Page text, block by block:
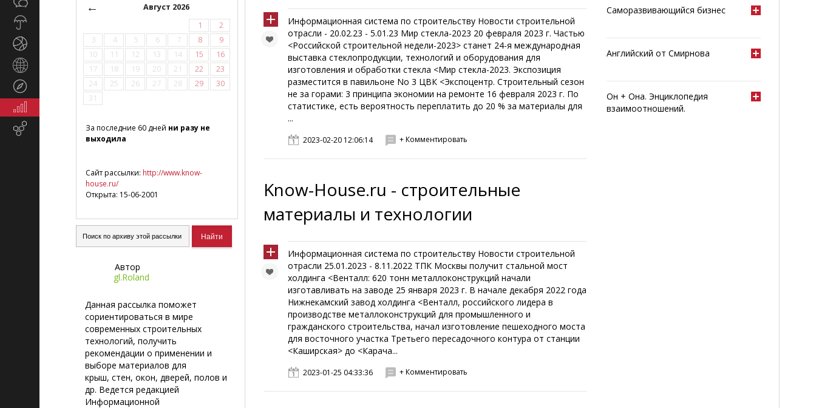
Экономика
маркетинг
←
Август 2026
1
2
3
4 5 6 7 8
9
10
11 12 13 14 15
16
17
18 19 20 21 22
23
24
25 26 27 28 29
30
31
За последние 60 дней ни разу не
выходила
Сайт рассылки: http://www.know-
house.ru/
Открыта: 15-06-2001
Автор
gl.Roland
Данная рассылка поможет
сориентироваться в мире
современных строительных
технологий, получить
рекомендации о применении и
выборе материалов для
крыш, стен, окон, дверей, полов и
др. Ведется редакцией
Информационной
Информационная система по строительству Новости строительной
отрасли - 20.02.23 - 5.01.23 Мир стекла-2023 20 февраля 2023 г. Частью
<Российской строительной недели-2023> станет 24-я международная
выставка стеклопродукции, технологий и оборудования для
изготовления и обработки стекла <Мир стекла-2023. Экспозиция
разместится в павильоне No 3 ЦВК <Экспоцентр. Строительный сезон
не за горами: 3 принципа экономии на ремонте 16 февраля 2023 г. По
статистике, есть вероятность переплатить до 20 % за материалы для
...
2023-02-20 12:06:14 + Комментировать
Know-House.ru - строительные
материалы и технологии
Информационная система по строительству Новости строительной
отрасли 25.01.2023 - 8.11.2022 ТПК Москвы получит стальной мост
холдинга <Венталл: 620 тонн металлоконструкций начали
изготавливать на заводе 25 января 2023 г. В начале декабря 2022 года
Нижнекамский завод холдинга <Венталл, российского лидера в
производстве металлоконструкций для промышленного и
гражданского строительства, начал изготовление пешеходного моста
для восточного участка Третьего пересадочного контура от станции
<Каширская> до <Карача...
2023-01-25 04:33:36 + Комментировать
Саморазвивающийся бизнес
Английский от Смирнова
Он + Она. Энциклопедия
взаимоотношений.